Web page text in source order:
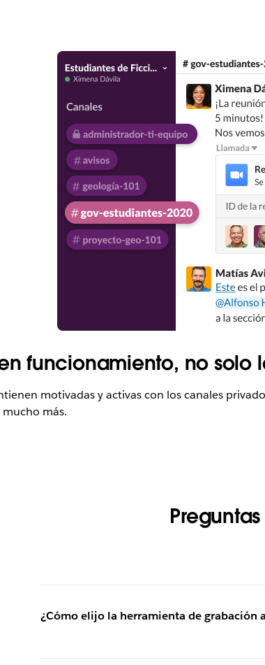
funcionamiento, no solo
motivadas y activas con los canales
más.
¿Cómo elijo la herramienta de grabación